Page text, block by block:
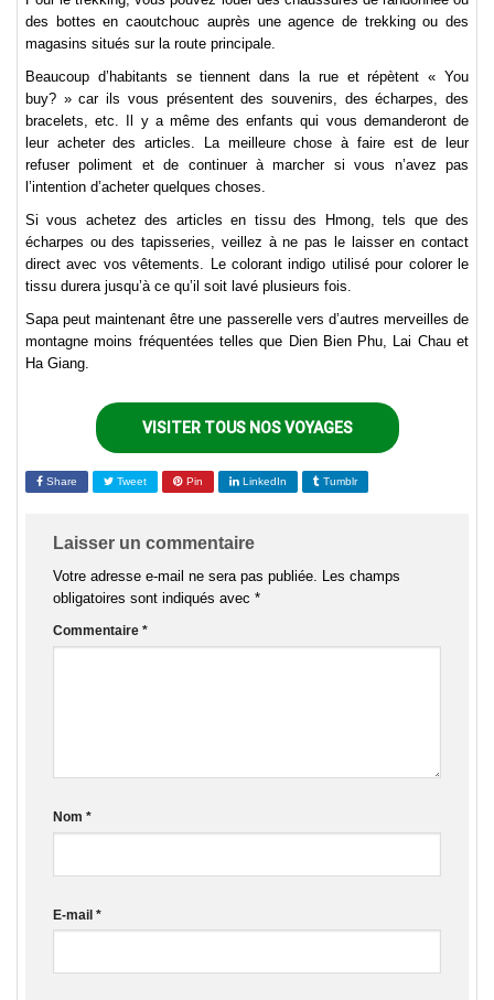
des bottes en caoutchouc auprès une agence de trekking ou des
magasins situés sur la route principale.
Beaucoup d’habitants se tiennent dans la rue et répètent « You
buy? » car ils vous présentent des souvenirs, des écharpes, des
bracelets, etc. Il y a même des enfants qui vous demanderont de
leur acheter des articles. La meilleure chose à faire est de leur
refuser poliment et de continuer à marcher si vous n’avez pas
l’intention d’acheter quelques choses.
Si vous achetez des articles en tissu des Hmong, tels que des
écharpes ou des tapisseries, veillez à ne pas le laisser en contact
direct avec vos vêtements. Le colorant indigo utilisé pour colorer le
tissu durera jusqu’à ce qu’il soit lavé plusieurs fois.
Sapa peut maintenant être une passerelle vers d’autres merveilles de
montagne moins fréquentées telles que Dien Bien Phu, Lai Chau et
Ha Giang.
VISITER TOUS NOS VOYAGES
Share Tweet Pin LinkedIn Tumblr
Laisser un commentaire
Votre adresse e-mail ne sera pas publiée. Les champs
obligatoires sont indiqués avec *
Commentaire *
Nom *
E-mail *